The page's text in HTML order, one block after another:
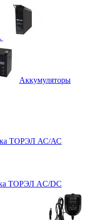
Аккумуляторы
ТОРЭЛ АС/АС
ТОРЭЛ AC/DC